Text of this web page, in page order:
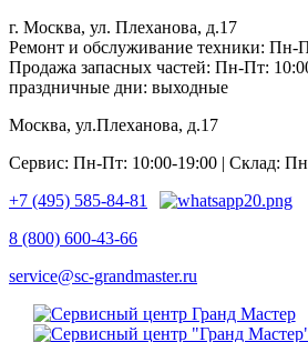
г. Москва, ул. Плеханова, д.17
Ремонт и обслуживание техники: Пн-
Продажа запасных частей: Пн-Пт:
праздничные дни: выходные
Москва, ул.Плеханова, д.17
Сервис: Пн-Пт: 10:00-19:00 | Склад:
+7 (495) 585-84-81
8 (800) 600-43-66
service@sc-grandmaster.ru